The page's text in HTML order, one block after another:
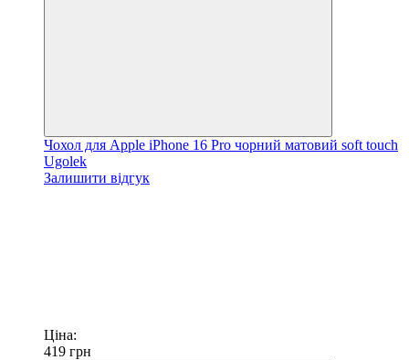
Чохол для Apple iPhone 16 Pro чорний матовий soft touch
Ugolek
Залишити відгук
Ціна:
419 грн